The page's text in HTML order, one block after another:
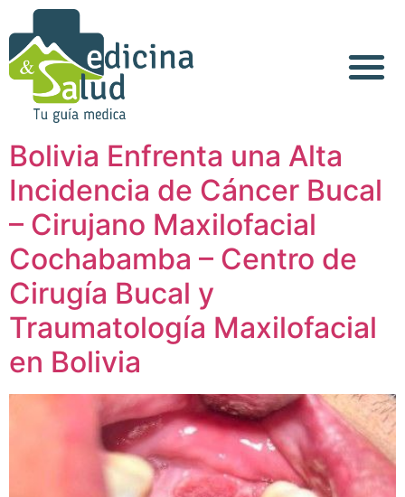
Bolivia Enfrenta una Alta
Incidencia de Cáncer Bucal
– Cirujano Maxilofacial
Cochabamba – Centro de
Cirugía Bucal y
Traumatología Maxilofacial
en Bolivia